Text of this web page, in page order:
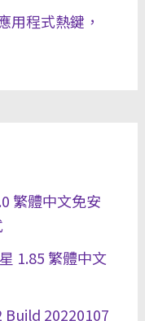
用程式熱鍵，
繁體中文免安
1.85 繁體中文
20220107